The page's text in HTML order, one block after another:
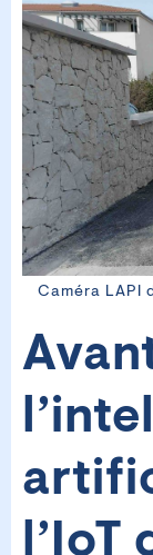
Caméra LAPI
l’IoT